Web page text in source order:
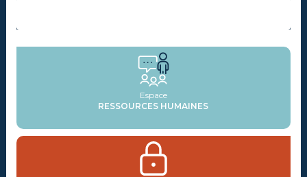
Espace
RESSOURCES HUMAINES